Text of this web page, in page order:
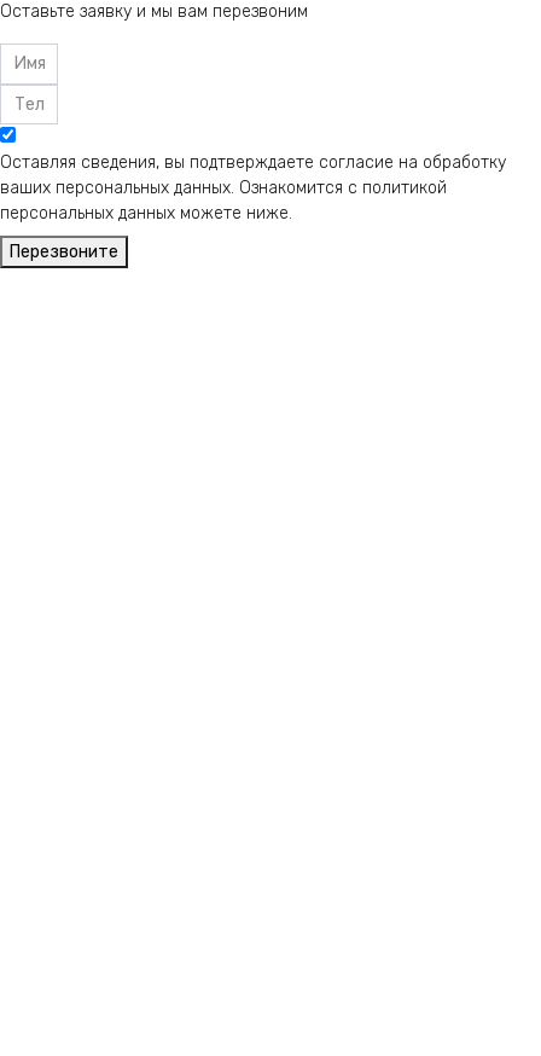
Оставьте заявку и мы вам перезвоним
Оставляя сведения, вы подтверждаете согласие на обработку
ваших персональных данных. Ознакомится с политикой
персональных данных можете ниже.
Перезвоните